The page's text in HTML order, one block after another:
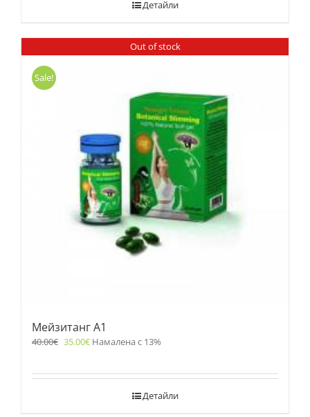
Детайли
Out of stock
Sale!
Мейзитанг A1
40.00€ 35.00€ Намалена с 13%
Детайли